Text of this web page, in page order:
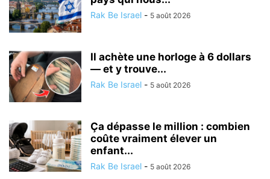
Rak Be Israel - 5 août 2026
Il achète une horloge à 6 dollars
— et y trouve...
Rak Be Israel - 5 août 2026
Ça dépasse le million : combien
coûte vraiment élever un
enfant...
Rak Be Israel - 5 août 2026